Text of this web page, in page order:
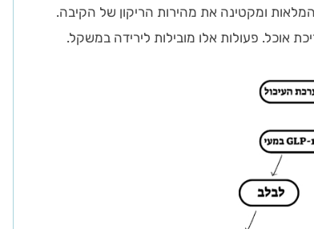
ומקטינה את מהירות הריקון של הקיבה.
אוכל. פעולות אלו מובילות לירידה במשקל.